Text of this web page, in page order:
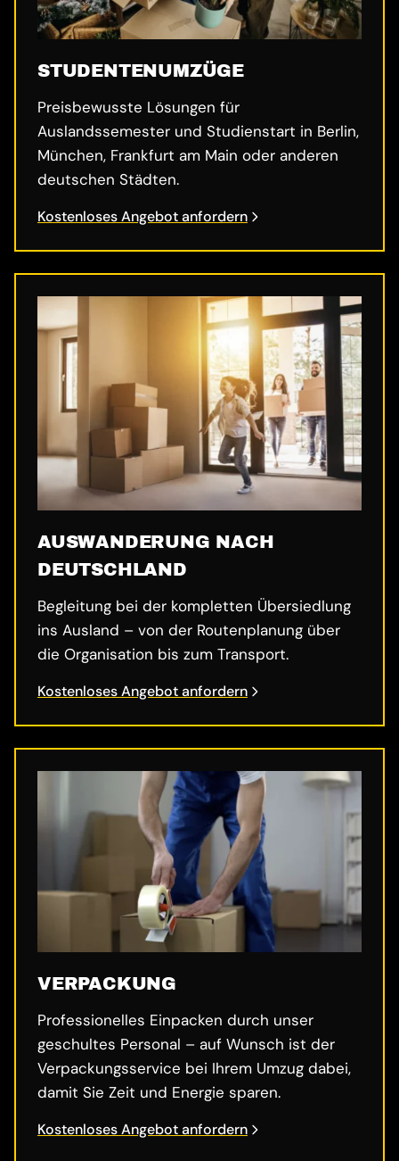
STUDENTENUMZÜGE
Preisbewusste Lösungen für
Auslandssemester und Studienstart in Berlin,
München, Frankfurt am Main oder anderen
deutschen Städten.
Kostenloses Angebot anfordern
AUSWANDERUNG NACH
DEUTSCHLAND
Begleitung bei der kompletten Übersiedlung
ins Ausland – von der Routenplanung über
die Organisation bis zum Transport.
Kostenloses Angebot anfordern
VERPACKUNG
Professionelles Einpacken durch unser
geschultes Personal – auf Wunsch ist der
Verpackungsservice bei Ihrem Umzug dabei,
damit Sie Zeit und Energie sparen.
Kostenloses Angebot anfordern